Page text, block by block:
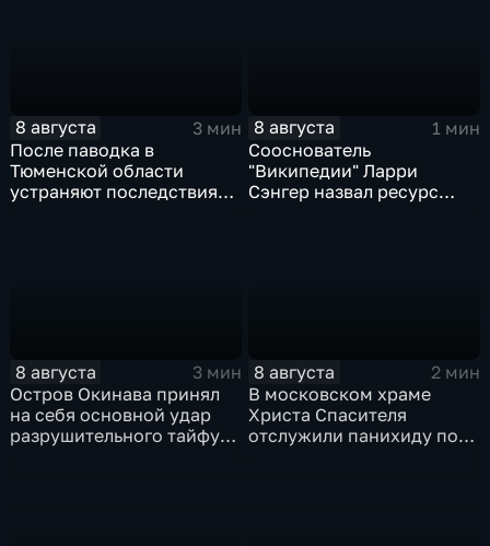
8 августа
3 мин
После паводка в
Тюменской области
устраняют последствия
8 августа
1 мин
Сооснователь
"Википедии" Ларри
Сэнгер назвал ресурс
8 августа
3 мин
Остров Окинава принял
на себя основной удар
разрушительного тайфуна
8 августа
2 мин
В московском храме
Христа Спасителя
отслужили панихиду по